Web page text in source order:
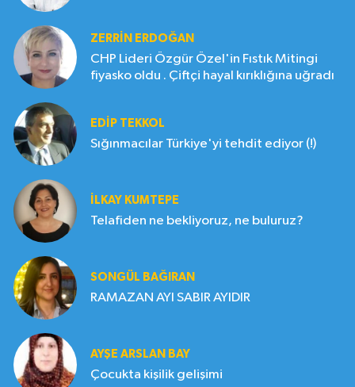
ZERRIN ERDOĞAN
CHP Lideri Özgür Özel'in Fıstık Mitingi
fiyasko oldu . Çiftçi hayal kırıklığına uğradı
EDIP TEKKOL
Sığınmacılar Türkiye'yi tehdit ediyor (!)
İLKAY KUMTEPE
Telafiden ne bekliyoruz, ne buluruz?
SONGÜL BAĞIRAN
RAMAZAN AYI SABIR AYIDIR
AYŞE ARSLAN BAY
Çocukta kişilik gelişimi